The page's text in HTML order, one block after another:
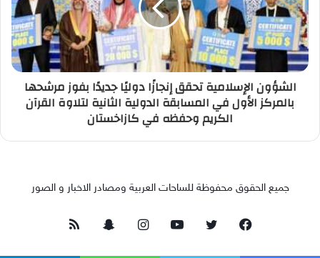
الشؤون الإسلامية تحقق إنجازًا دوليًا جديدًا بفوز مرشحها
بالمركز الأول في المسابقة الدولية الثانية لتلاوة القرآن
الكريم وحفظه في كازاخستان
جميع الحقوق محفوظة للساحات العربية ومصادر الاخبار و الصور
فيسبوك تويتر يوتيوبانستقرامسناب ملخص